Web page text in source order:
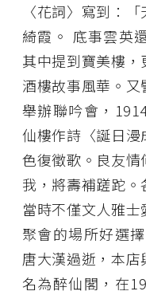
〈花詞〉寫到：
綺霞。 底事雲英
其中提到寶美樓
酒樓故事風華。
舉辦聯吟會，
仙樓作詩〈誕日
色復徵歌。良友
我，將壽補蹉跎。
當時不僅文人雅
聚會的場所好選擇
唐大漢過逝，本
名為醉仙閣， 在